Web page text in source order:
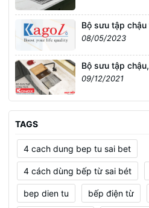
Bộ sưu tập
08/05/2023
Bộ sưu tập
09/12/2021
TAGS
4 cach dung bep tu sai bet
4 cách dùng bếp từ sai bét
bep dien tu bếp điện từ